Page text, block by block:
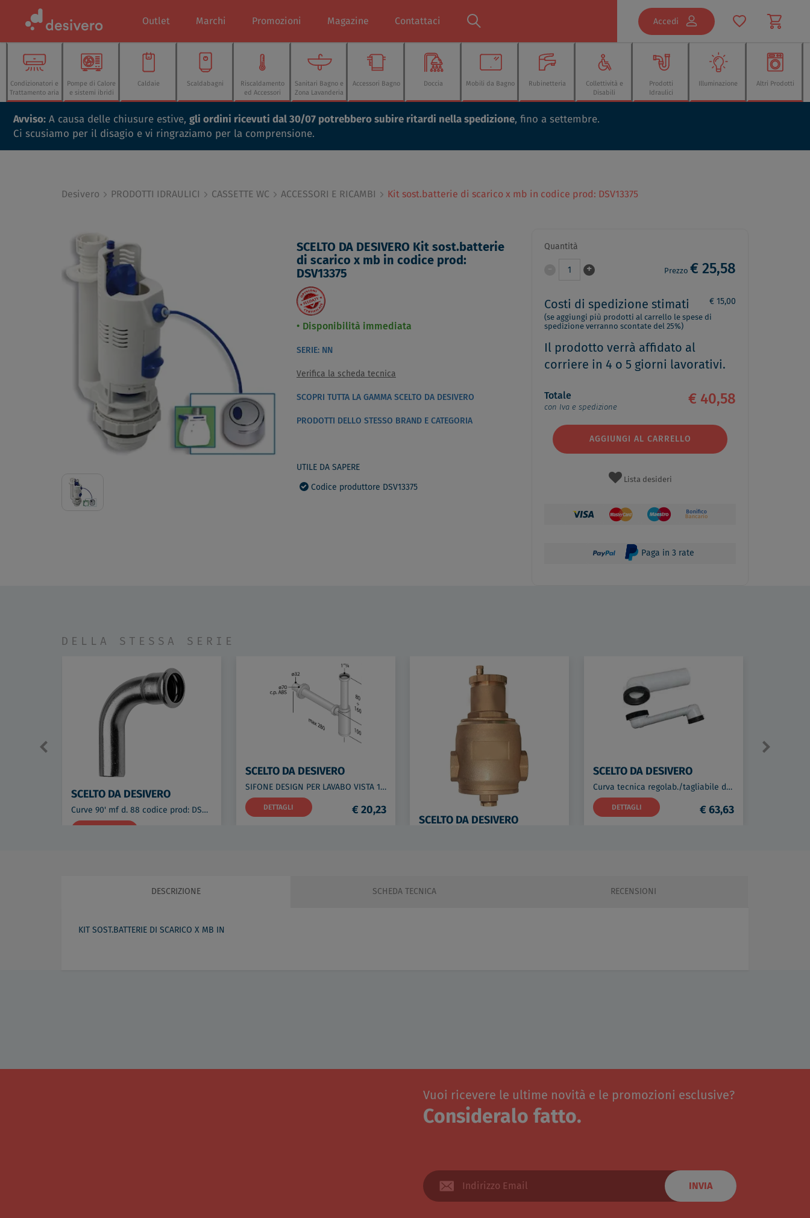
Outlet Marchi Promozioni Magazine Contattaci Accedi
Condizionatori e
Trattamento aria
Pompe di Calore
e sistemi ibridi
Caldaie Scaldabagni
Riscaldamento
ed Accessori
Sanitari Bagno e
Zona Lavanderia
Accessori Bagno Doccia Mobili da Bagno Rubinetteria
Collettività e
Disabili
Prodotti
Idraulici
Illuminazione Altri Prodotti
Avviso: A causa delle chiusure estive, gli ordini ricevuti dal 30/07 potrebbero subire ritardi nella spedizione, fino a settembre.
Ci scusiamo per il disagio e vi ringraziamo per la comprensione.
Desivero PRODOTTI IDRAULICI CASSETTE WC ACCESSORI E RICAMBI Kit sost.batterie di scarico x mb in codice prod: DSV13375
SCELTO DA DESIVERO Kit sost.batterie
di scarico x mb in codice prod:
DSV13375
Disponibilità immediata
SERIE: NN
Verifica la scheda tecnica
SCOPRI TUTTA LA GAMMA SCELTO DA DESIVERO
PRODOTTI DELLO STESSO BRAND E CATEGORIA
UTILE DA SAPERE
Codice produttore DSV13375
Quantità
1 + Prezzo € 25,58
Costi di spedizione stimati € 15,00
(se aggiungi più prodotti al carrello le spese di
spedizione verranno scontate del 25%)
Il prodotto verrà affidato al
corriere in 4 o 5 giorni lavorativi.
Totale
con Iva e spedizione
€ 40,58
AGGIUNGI AL CARRELLO
Lista desideri
Paga in 3 rate
DELLA STESSA SERIE
SCELTO DA DESIVERO
Curve 90' mf d. 88 codice prod: DSV08234
SCELTO DA DESIVERO
SIFONE DESIGN PER LAVABO VISTA 1"1/4 ABS/CRO codice prod: DSV20948
DETTAGLI € 20,23
SCELTO DA DESIVERO
SCELTO DA DESIVERO
Curva tecnica regolab./tagliabile da 120 280 mm da abbinare alla curva DSV17417 codice prod: DSV17707
DETTAGLI € 63,63
DESCRIZIONE SCHEDA TECNICA RECENSIONI
KIT SOST.BATTERIE DI SCARICO X MB IN
Vuoi ricevere le ultime novità e le promozioni esclusive?
Consideralo fatto.
INVIA